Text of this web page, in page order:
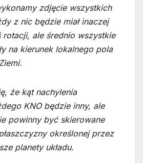
zdjęcie wszystkich
z nic będzie miał inaczej
rotacji, ale średnio wszystkie
na kierunek lokalnego pola
że kąt nachylenia
KNO będzie inny, ale
powinny być skierowane
określonej przez
planety układu.